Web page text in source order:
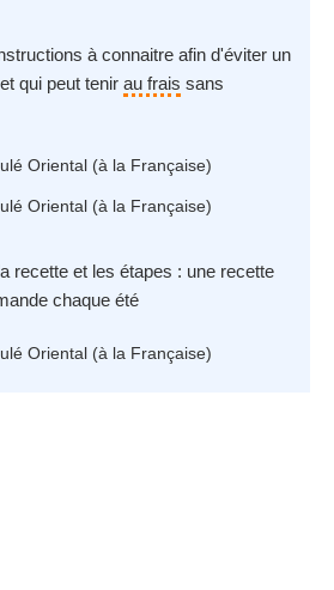
à connaitre afin d'éviter un
qui peut tenir au frais sans
recette et les étapes : une recette
chaque été